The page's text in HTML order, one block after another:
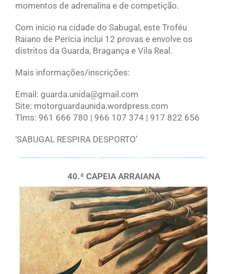
momentos de adrenalina e de competição.
Com início na cidade do Sabugal, este Troféu
Raiano de Perícia inclui 12 provas e envolve os
distritos da Guarda, Bragança e Vila Real.
Mais informações/inscrições:
Email: guarda.unida@gmail.com
Site: motorguardaunida.wordpress.com
Tlms: 961 666 780 | 966 107 374 | 917 822 656
‘SABUGAL RESPIRA DESPORTO’
40.ª CAPEIA ARRAIANA